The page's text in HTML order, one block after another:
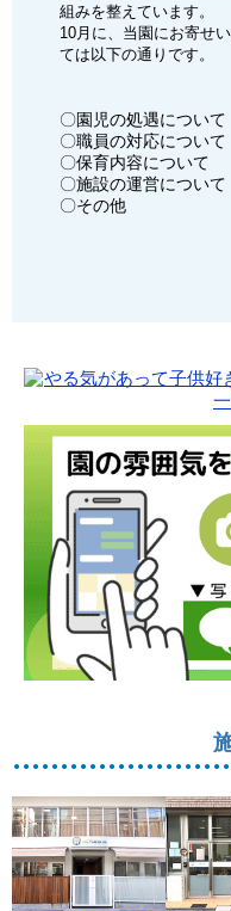
組みを整えています。
10月に、当園にお寄せ
ては以下の通りです。
〇園児の処遇につい
〇職員の対応につい
〇保育内容につい
〇施設の運営につい
〇その他